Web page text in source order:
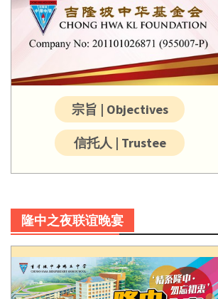
宗旨 | Objectives
信托人 | Trustee
隆中之夜联谊晚宴